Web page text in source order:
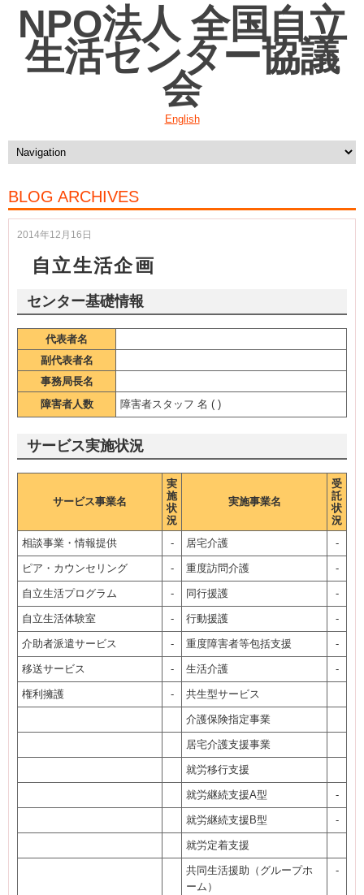
NPO法人 全国自立
生活センター協議
会
English
BLOG ARCHIVES
2014年12月16日
自立生活企画
センター基礎情報
代表者名
副代表者名
事務局長名
障害者人数
障害者スタッフ 名 ( )
サービス実施状況
サービス事業名
実
施
状
況
実施事業名
受
託
状
況
相談事業・情報提供
- 居宅介護 -
ピア・カウンセリング - 重度訪問介護 -
自立生活プログラム - 同行援護 -
自立生活体験室 - 行動援護 -
介助者派遣サービス - 重度障害者等包括支援 -
移送サービス - 生活介護 -
権利擁護 - 共生型サービス
介護保険指定事業
居宅介護支援事業
就労移行支援
就労継続支援A型 -
就労継続支援B型 -
就労定着支援
共同生活援助（グループホ
ーム）
-